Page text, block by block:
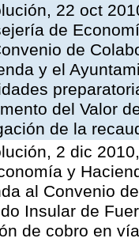
22 oct
de
de
y el
del Valor
de la
2 dic
y
al Convenio
Insular de
de cobro en